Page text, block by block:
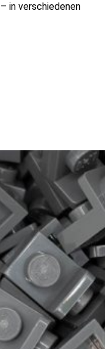
in verschiedenen